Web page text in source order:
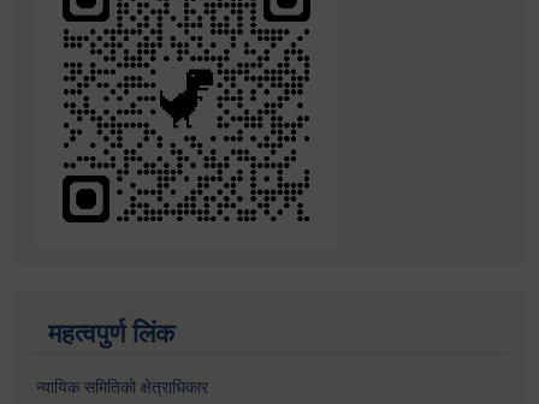
महत्वपुर्ण लिंक
न्यायिक समितिको क्षेत्राधिकार